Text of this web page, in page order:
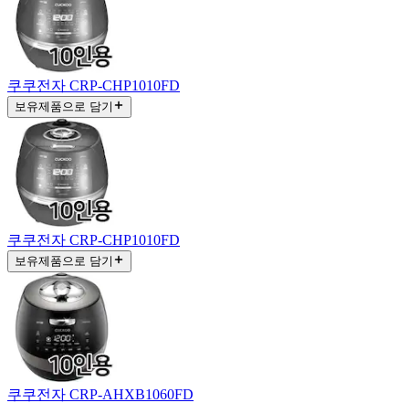
쿠쿠전자 CRP-CHP1010FD
보유제품으로 담기
쿠쿠전자 CRP-CHP1010FD
보유제품으로 담기
쿠쿠전자 CRP-AHXB1060FD